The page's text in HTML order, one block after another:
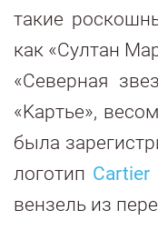
такие
как «Султан
«Северная
«Kapтьe»,
была
логотип Cartier
вензель из